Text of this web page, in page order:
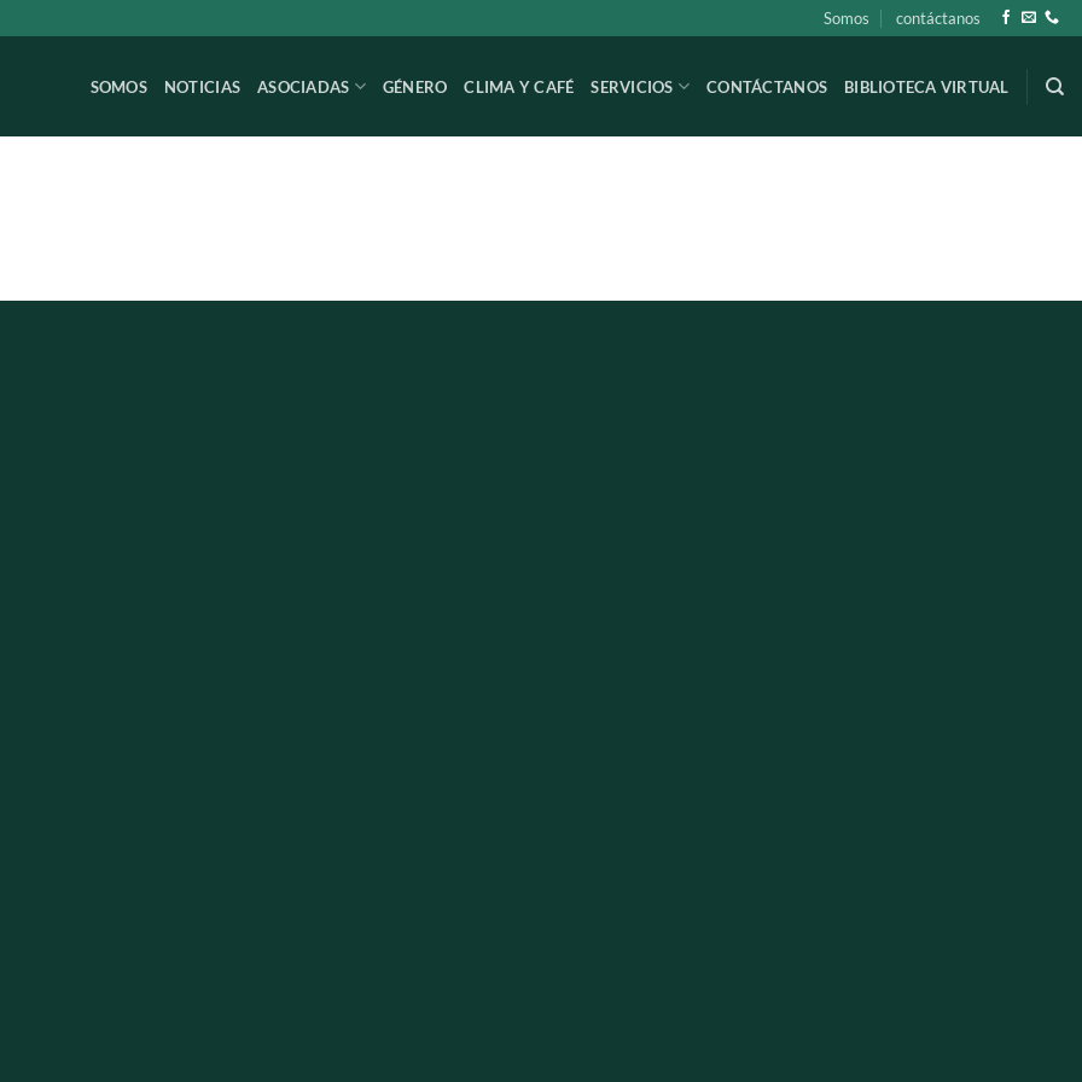
Somos contáctanos
SOMOS NOTICIAS ASOCIADAS GÉNERO CLIMA Y CAFÉ SERVICIOS CONTÁCTANOS BIBLIOTECA VIRTUAL